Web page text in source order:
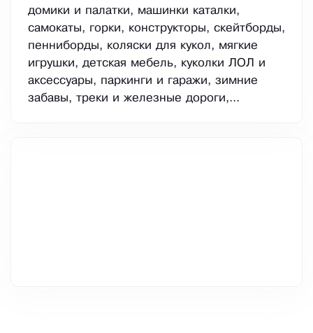
домики и палатки, машинки каталки,
самокаты, горки, конструкторы, скейтборды,
пенниборды, коляски для кукол, мягкие
игрушки, детская мебель, куколки ЛОЛ и
аксессуары, паркинги и гаражи, зимние
забавы, треки и железные дороги,...